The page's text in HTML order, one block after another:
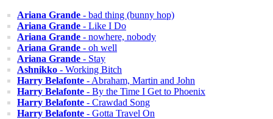
Ariana Grande - bad thing (bunny hop)
Ariana Grande - Like I Do
Ariana Grande - nowhere, nobody
Ariana Grande - oh well
Ariana Grande - Stay
Ashnikko - Working Bitch
Harry Belafonte - Abraham, Martin and John
Harry Belafonte - By the Time I Get to Phoenix
Harry Belafonte - Crawdad Song
Harry Belafonte - Gotta Travel On